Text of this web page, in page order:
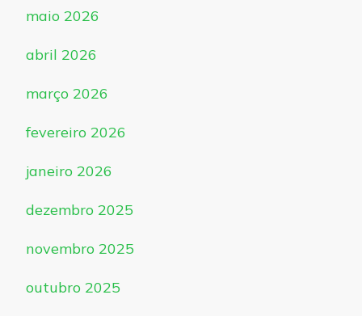
maio 2026
abril 2026
março 2026
fevereiro 2026
janeiro 2026
dezembro 2025
novembro 2025
outubro 2025